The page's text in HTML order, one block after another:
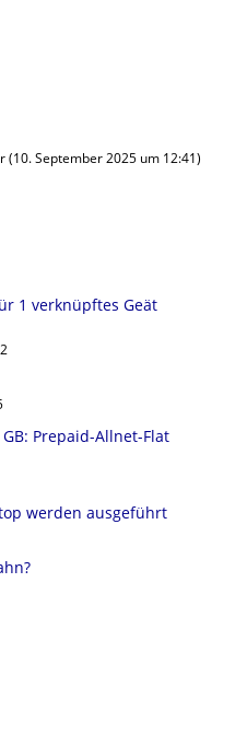
(10. September 2025 um 12:41)
1 verknüpftes Geät
Prepaid-Allnet-Flat
werden ausgeführt